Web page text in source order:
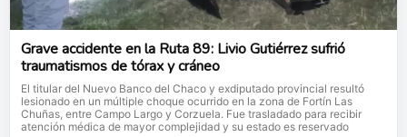
Grave accidente en la Ruta 89: Livio Gutiérrez sufrió
traumatismos de tórax y cráneo
El titular del Nuevo Banco del Chaco y exdiputado provincial resultó
lesionado en un múltiple choque ocurrido en la zona de Fortín Las
Chuñas, entre Campo Largo y Corzuela. Fue trasladado para recibir
atención médica de mayor complejidad y su estado es reservado